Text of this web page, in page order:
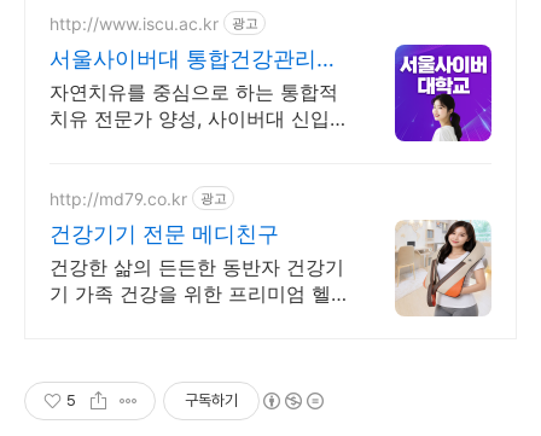
http://www.iscu.ac.kr 광고
서울사이버대 통합건강관리학
과 2026 가을학기 신편입생
자연치유를 중심으로 하는 통합적
치유 전문가 양성, 사이버대 신입
http://md79.co.kr 광고
건강기기 전문 메디친구
건강한 삶의 든든한 동반자 건강기
기 가족 건강을 위한 프리미엄 헬
5 구독하기